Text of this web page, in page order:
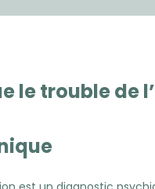
le trouble de